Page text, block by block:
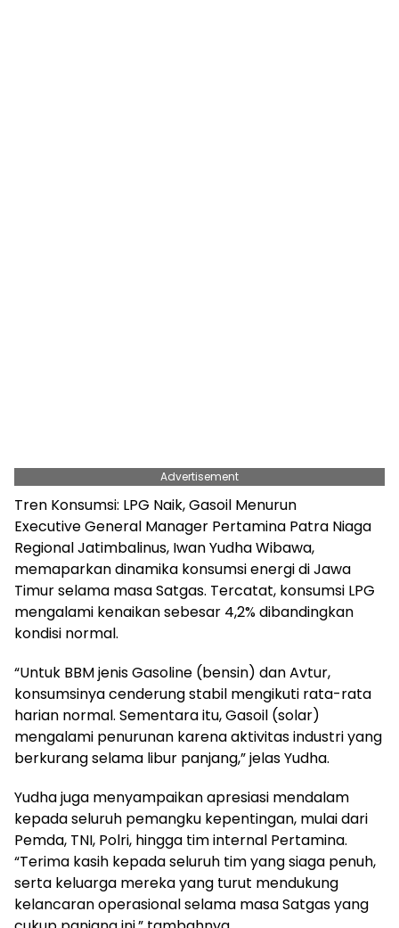
Advertisement
Tren Konsumsi: LPG Naik, Gasoil Menurun
Executive General Manager Pertamina Patra Niaga
Regional Jatimbalinus, Iwan Yudha Wibawa,
memaparkan dinamika konsumsi energi di Jawa
Timur selama masa Satgas. Tercatat, konsumsi LPG
mengalami kenaikan sebesar 4,2% dibandingkan
kondisi normal.
“Untuk BBM jenis Gasoline (bensin) dan Avtur,
konsumsinya cenderung stabil mengikuti rata-rata
harian normal. Sementara itu, Gasoil (solar)
mengalami penurunan karena aktivitas industri yang
berkurang selama libur panjang,” jelas Yudha.
Yudha juga menyampaikan apresiasi mendalam
kepada seluruh pemangku kepentingan, mulai dari
Pemda, TNI, Polri, hingga tim internal Pertamina.
“Terima kasih kepada seluruh tim yang siaga penuh,
serta keluarga mereka yang turut mendukung
kelancaran operasional selama masa Satgas yang